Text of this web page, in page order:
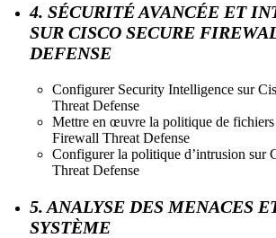
4. SÉCURITÉ AVANCÉE ET
SUR CISCO SECURE
DEFENSE
Configurer Security Intelligence sur
Threat Defense
Mettre en œuvre la politique de fichiers
Firewall Threat Defense
Configurer la politique d’intrusion sur
Threat Defense
5. ANALYSE DES MENACES
SYSTÈME